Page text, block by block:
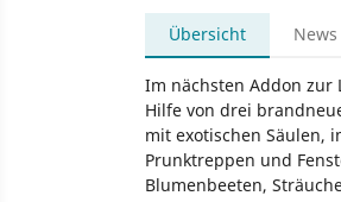
Übersicht News
Im nächsten Addon zur
Hilfe von drei
mit exotischen Säulen,
Prunktreppen und
Blumenbeeten,